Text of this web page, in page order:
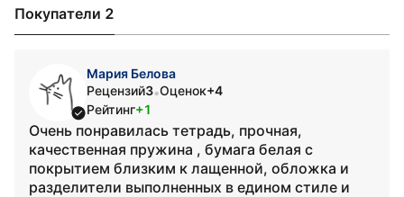
Покупатели 2
Мария Белова
Рецензий3•Оценок+4
Рейтинг+1
Очень понравилась тетрадь, прочная,
качественная пружина , бумага белая с
покрытием близким к лащенной, обложка и
разделители выполненных в едином стиле и